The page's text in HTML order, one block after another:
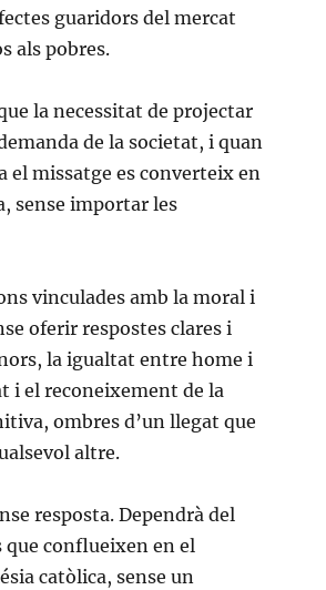
guaridors del mercat
als pobres.
la necessitat de projectar
de la societat, i quan
el missatge es converteix en
sense importar les
vinculades amb la moral i
oferir respostes clares i
la igualtat entre home i
i el reconeixement de la
ombres d’un llegat que
altre.
resposta. Dependrà del
que conflueixen en el
catòlica, sense un